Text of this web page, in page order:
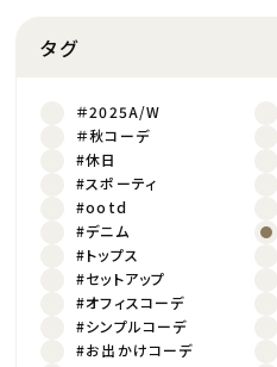
タグ
＃2025A/W
＃秋コーデ
#休日
#スポーティ
#ootd
#デニム
#トップス
#セットアップ
#オフィスコーデ
#シンプルコーデ
#お出かけコーデ